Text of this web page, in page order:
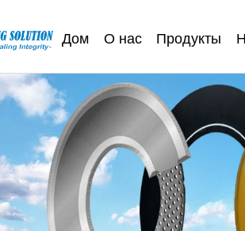
Дом О нас Продукты